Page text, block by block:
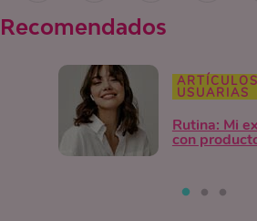
Recomendados
ARTÍCULOS
USUARIAS
Rutina: Mi
con